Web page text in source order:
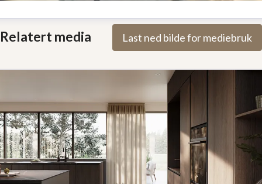
Røstad
kjersti.rostad@drommekjokkenet.no
Relatert media Last ned bilde for mediebruk